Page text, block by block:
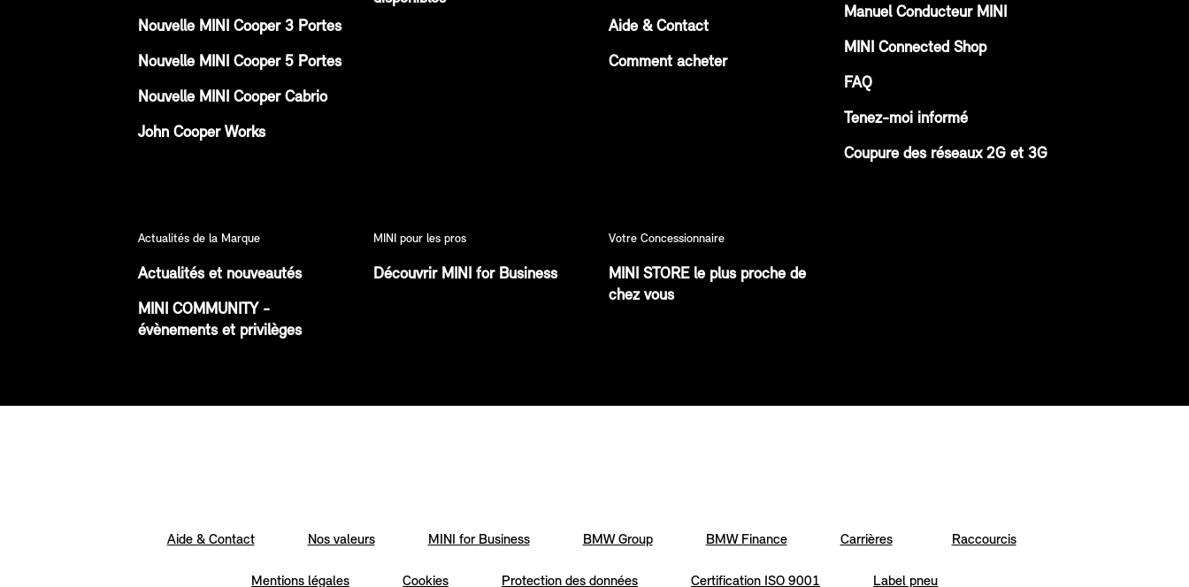
Nouvelle MINI Cooper 3 Portes
Nouvelle MINI Cooper 5 Portes
Nouvelle MINI Cooper Cabrio
John Cooper Works
Aide & Contact
Comment acheter
Manuel Conducteur MINI
MINI Connected Shop
FAQ
Tenez-moi informé
Coupure des réseaux 2G et 3G
Actualités de la Marque
Actualités et nouveautés
MINI COMMUNITY -
évènements et privilèges
MINI pour les pros
Découvrir MINI for Business
Votre Concessionnaire
MINI STORE le plus proche de
chez vous
Aide & Contact Nos valeurs MINI for Business BMW Group BMW Finance Carrières Raccourcis
Mentions légales Cookies Protection des données Certification ISO 9001 Label pneu